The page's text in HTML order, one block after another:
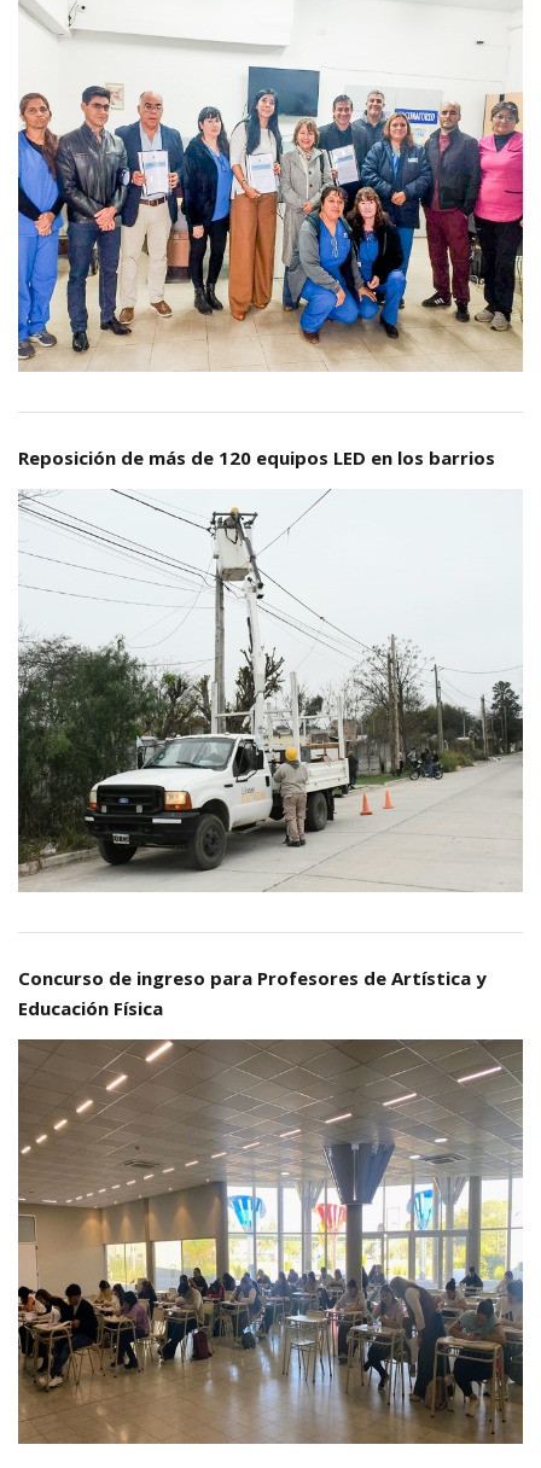
Reposición de más de 120 equipos LED en los barrios
Concurso de ingreso para Profesores de Artística y
Educación Física